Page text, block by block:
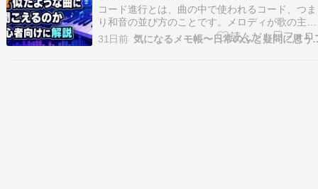
コード進行とは、曲の中で使われるコード、つま
り和音の並び方のことです。メロディが歌の主役
だとすると、コード進行は曲の雰囲気や流れを支
える土台のような役割を持っています。 音楽を
31日前 気になるメモ帳〜日常